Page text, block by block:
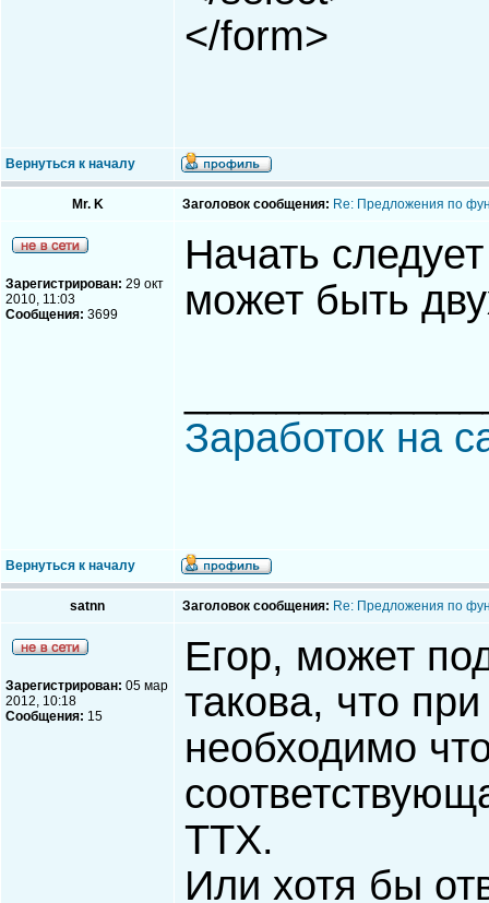
</form>
Вернуться к началу
Mr. K Заголовок сообщения: Re: Предложения по
Зарегистрирован: 29 окт
2010, 11:03
Сообщения: 3699
Начать
может быть
Заработок на
Вернуться к началу
satnn Заголовок сообщения: Re: Предложения по
Зарегистрирован: 05 мар
2012, 10:18
Сообщения: 15
Егор, может
такова, что
необходимо
ТТХ.
Или хотя бы